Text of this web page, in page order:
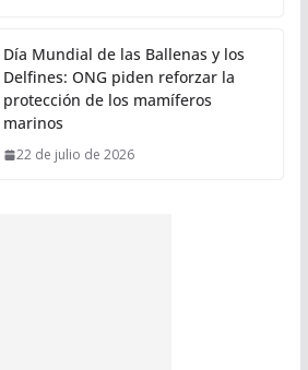
Día Mundial de las Ballenas y los
Delfines: ONG piden reforzar la
protección de los mamíferos
marinos
22 de julio de 2026